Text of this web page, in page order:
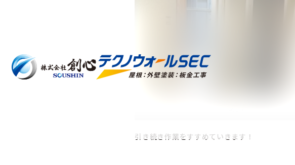
引き続き作業をすすめていきます！